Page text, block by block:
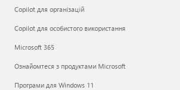
Copilot для організацій
Copilot для особистого використання
Microsoft 365
Ознайомтеся з продуктами Microsoft
Програми для Windows 11